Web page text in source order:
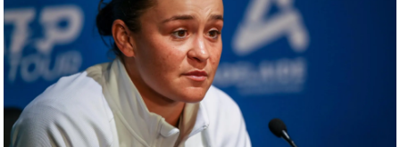
Luis F. Castillo
Publicado: 23 de marzo de 2022, 08:27